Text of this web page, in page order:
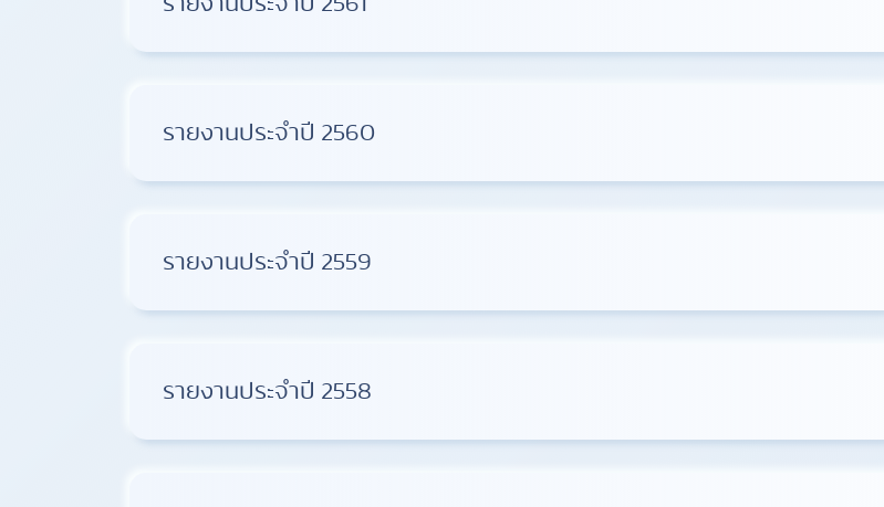
รายงานประจำปี 2560
รายงานประจำปี 2559
รายงานประจำปี 2558